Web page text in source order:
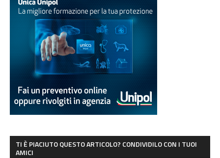
TI È PIACIUTO QUESTO ARTICOLO? CONDIVIDILO CON I TUOI
AMICI